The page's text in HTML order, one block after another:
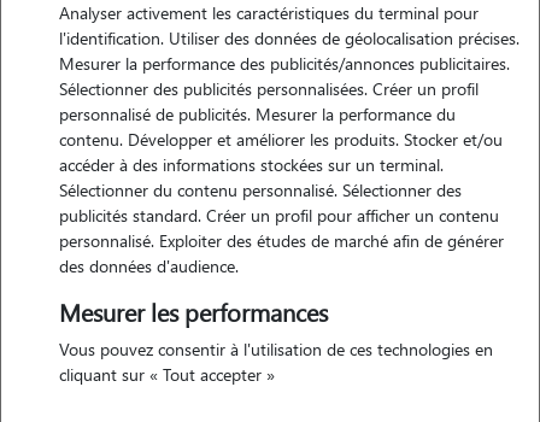
Motivation
Je me propose de garder votre/vos ami(s) lorsque vous partez en
vacances ou simplement lorsque vous en avez besoin
Habitant à la campagne je dispose d'une cour et d'un grand jardin
(3000 m²) qui leur permettra de passer du bon temps (clôturé)
pour les emmener en vacances c'est pourquoi je me propose de
Analyser activement les caractéristiques du terminal pour
l'identification. Utiliser des données de géolocalisation précises.
Mesurer la performance des publicités/annonces publicitaires.
Sélectionner des publicités personnalisées. Créer un profil
personnalisé de publicités. Mesurer la performance du
contenu. Développer et améliorer les produits. Stocker et/ou
accéder à des informations stockées sur un terminal.
Sélectionner du contenu personnalisé. Sélectionner des
publicités standard. Créer un profil pour afficher un contenu
personnalisé. Exploiter des études de marché afin de générer
des données d'audience.
Mesurer les performances
Vous pouvez consentir à l'utilisation de ces technologies en
cliquant sur « Tout accepter »